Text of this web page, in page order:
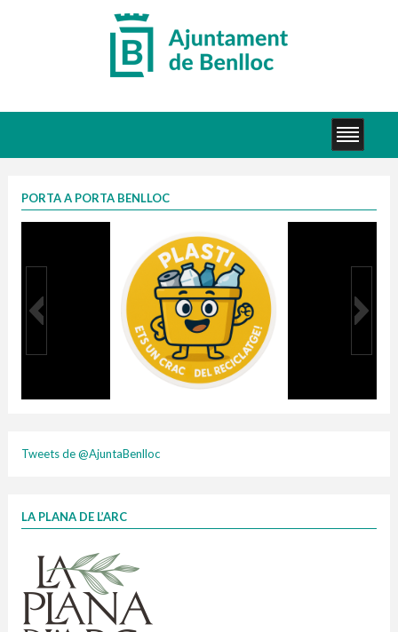
PORTA A PORTA BENLLOC
1 contenidors intel·ligents
Finançat per la Unió Europea – NextGenerationEU
Tweets de @AjuntaBenlloc
LA PLANA DE L’ARC